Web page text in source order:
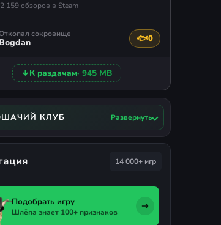
2 159 обзоров в Steam
сокровище
Bogdan 🐟0
Поблагодарить
↓К раздачам· 945 MB
КЛУБ Развернуть
14 000+ игр
Подобрать игру
Шлёпа знает 100+ признаков